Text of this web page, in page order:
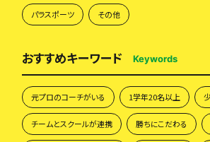
パラスポーツ その他
おすすめキーワード Keywords
元プロのコーチがいる 1学年20名以上
チームとスクールが連携 勝ちにこだわる